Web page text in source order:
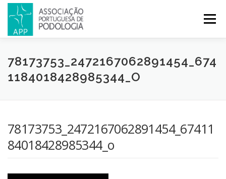
Menu
APP PODOLOGIA LICENCIATURA EM PODOLOGIA
CONGRESSOS REVISTA CONTACTOS
78173753_2472167062891454_674
1184018428985344_O
78173753_2472167062891454_67411
84018428985344_o